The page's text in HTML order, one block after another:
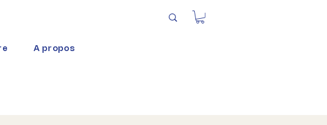
A propos